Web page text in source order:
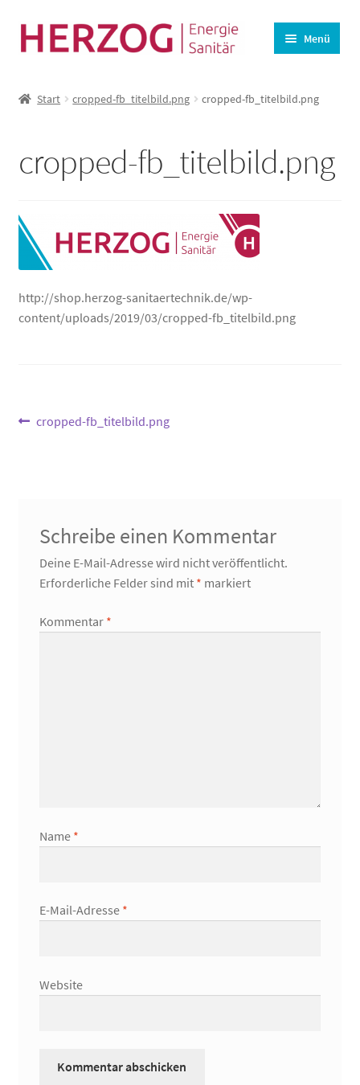
Zur
Navigation
Zum
Inhalt
Menü
BHKW-Ersatzteile
öffnen
Lüftung
Kasse
Start cropped-fb_titelbild.png cropped-fb_titelbild.png
cropped-fb_titelbild.png
http://shop.herzog-sanitaertechnik.de/wp-
content/uploads/2019/03/cropped-fb_titelbild.png
Beitragsnavigation
Vorheriger
cropped-fb_titelbild.png
Schreibe einen Kommentar
Deine E-Mail-Adresse wird nicht veröffentlicht.
Erforderliche Felder sind mit * markiert
Kommentar *
Name *
E-Mail-Adresse *
Website